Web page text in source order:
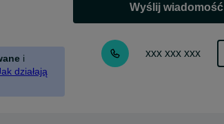
i
działają
Wyślij wiadomość
xxx xxx xxx